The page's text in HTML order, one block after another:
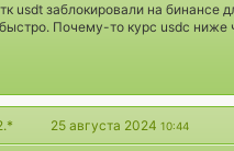
usdt заблокировали на бинансе
Почему-то курс usdc ниже
25 августа 2024 10:44